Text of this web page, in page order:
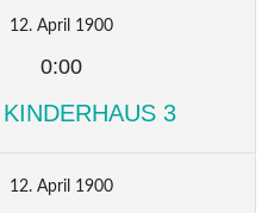
12. April 1900
0:00
3
12. April 1900